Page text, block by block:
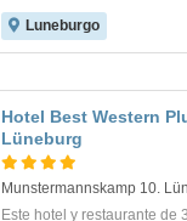
Luneburgo
Hotel Best Western
Lüneburg
Munstermannskamp 10.
Este hotel y restaurante de